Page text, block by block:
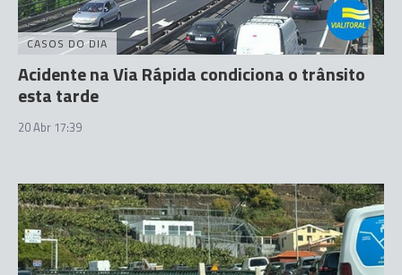
CASOS DO DIA
Acidente na Via Rápida condiciona o trânsito
esta tarde
20 Abr 17:39